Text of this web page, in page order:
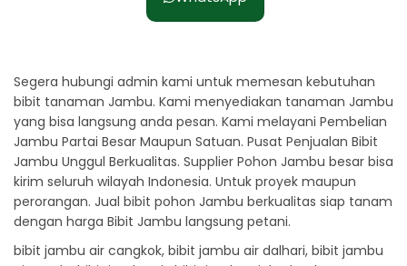
Segera hubungi admin kami untuk memesan kebutuhan
bibit tanaman Jambu. Kami menyediakan tanaman Jambu
yang bisa langsung anda pesan. Kami melayani Pembelian
Jambu Partai Besar Maupun Satuan. Pusat Penjualan Bibit
Jambu Unggul Berkualitas. Supplier Pohon Jambu besar bisa
kirim seluruh wilayah Indonesia. Untuk proyek maupun
perorangan. Jual bibit pohon Jambu berkualitas siap tanam
dengan harga Bibit Jambu langsung petani.
bibit jambu air cangkok, bibit jambu air dalhari, bibit jambu